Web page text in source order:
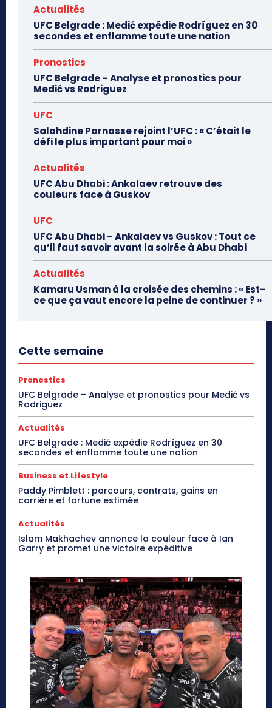
Actualités
UFC Belgrade : Medić expédie Rodríguez en 30
secondes et enflamme toute une nation
Pronostics
UFC Belgrade – Analyse et pronostics pour
Medić vs Rodriguez
UFC
Salahdine Parnasse rejoint l’UFC : « C’était le
défi le plus important pour moi »
Actualités
UFC Abu Dhabi : Ankalaev retrouve des
couleurs face à Guskov
UFC
UFC Abu Dhabi – Ankalaev vs Guskov : Tout ce
qu’il faut savoir avant la soirée à Abu Dhabi
Actualités
Kamaru Usman à la croisée des chemins : « Est-
ce que ça vaut encore la peine de continuer ? »
Cette semaine
Pronostics
UFC Belgrade – Analyse et pronostics pour Medić vs
Rodriguez
Actualités
UFC Belgrade : Medić expédie Rodríguez en 30
secondes et enflamme toute une nation
Business et Lifestyle
Paddy Pimblett : parcours, contrats, gains en
carrière et fortune estimée
Actualités
Islam Makhachev annonce la couleur face à Ian
Garry et promet une victoire expéditive